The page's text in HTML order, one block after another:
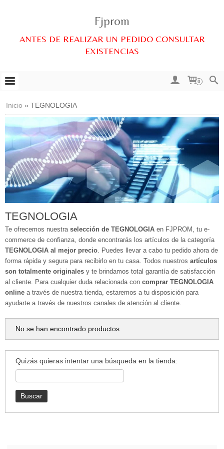
Fjprom
ANTES DE REALIZAR UN PEDIDO CONSULTAR
EXISTENCIAS
0
Inicio » TEGNOLOGIA
TEGNOLOGIA
Te ofrecemos nuestra selección de TEGNOLOGIA en FJPROM, tu e-
commerce de confianza, donde encontrarás los artículos de la categoría
TEGNOLOGIA al mejor precio. Puedes llevar a cabo tu pedido ahora de
forma rápida y segura para recibirlo en tu casa. Todos nuestros artículos
son totalmente originales y te brindamos total garantía de satisfacción
al cliente. Para cualquier duda relacionada con comprar TEGNOLOGIA
online a través de nuestra tienda, estaremos a tu disposición para
ayudarte a través de nuestros canales de atención al cliente.
No se han encontrado productos
Quizás quieras intentar una búsqueda en la tienda: